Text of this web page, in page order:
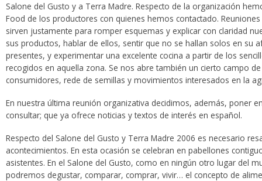
Salone del Gusto y a Terra Madre. Respecto de la organización
Food de los productores con quienes hemos contactado.
sirven justamente para romper esquemas y explicar con claridad
sus productos, hablar de ellos, sentir que no se hallan solos en su
presentes, y experimentar una excelente cocina a partir de los
recogidos en aquella zona. Se nos abre también un cierto campo
consumidores, rede de semillas y movimientos interesados en la
En nuestra última reunión organizativa decidimos, además, poner
consultar; que ya ofrece noticias y textos de interés en español.
Respecto del Salone del Gusto y Terra Madre 2006 es necesario
acontecimientos. En esta ocasión se celebran en pabellones
asistentes. En el Salone del Gusto, como en ningún otro lugar del
podremos degustar, comparar, comprar, vivir… el concepto de